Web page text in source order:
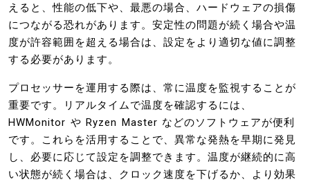
えると、性能の低下や、最悪の場合、ハードウェアの損傷
につながる恐れがあります。安定性の問題が続く場合や温
度が許容範囲を超える場合は、設定をより適切な値に調整
する必要があります。
プロセッサーを運用する際は、常に温度を監視することが
重要です。リアルタイムで温度を確認するには、
HWMonitor や Ryzen Master などのソフトウェアが便利
です。これらを活用することで、異常な発熱を早期に発見
し、必要に応じて設定を調整できます。温度が継続的に高
い状態が続く場合は、クロック速度を下げるか、より効果